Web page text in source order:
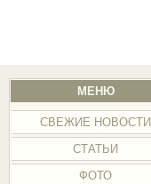
МЕНЮ
СВЕЖИЕ НОВОСТИ
СТАТЬИ
ФОТО